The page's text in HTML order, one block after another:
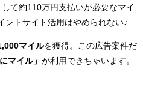
て約110万円支払いが必要なマイ
ントサイト活用はやめられない♪
マイルを獲得。この広告案件だ
マイル」 が利用できちゃいます。